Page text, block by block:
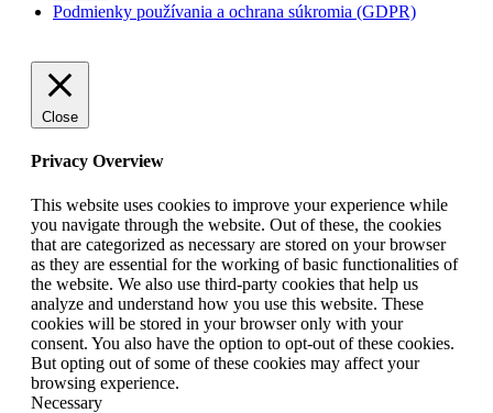
Podmienky používania a ochrana súkromia (GDPR)
Close
Privacy Overview
This website uses cookies to improve your experience while
you navigate through the website. Out of these, the cookies
that are categorized as necessary are stored on your browser
as they are essential for the working of basic functionalities of
the website. We also use third-party cookies that help us
analyze and understand how you use this website. These
cookies will be stored in your browser only with your
consent. You also have the option to opt-out of these cookies.
But opting out of some of these cookies may affect your
browsing experience.
Necessary